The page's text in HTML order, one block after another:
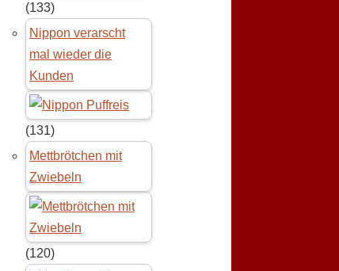
(133)
Nippon verarscht
mal wieder die
Kunden
(131)
Mettbrötchen mit
Zwiebeln
(120)